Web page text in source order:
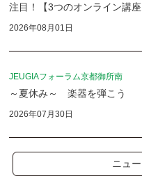
注目！【3つのオンライン講座
2026年08月01日
JEUGIAフォーラム京都御所南
～夏休み～ 楽器を弾こう
2026年07月30日
ニュ